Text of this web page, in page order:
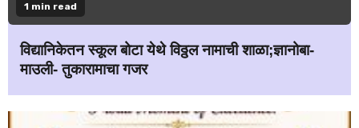
1 min read
विद्यानिकेतन स्कूल बोटा येथे विठ्ठल नामाची शाळा;ज्ञानोबा-
माउली- तुकारामाचा गजर